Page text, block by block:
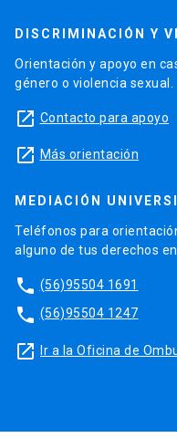
DISCRIMINACIÓN Y
Orientación y apoyo en
género o violencia sexual.
launch Contacto para apoyo
launch Más orientación
MEDIACIÓN
Teléfonos para
alguno de tus derechos
phone (56)95504 1691
phone (56)95504 1247
launch Ir a la Oficina de